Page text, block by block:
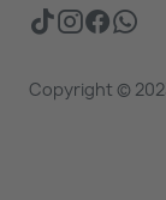
Copyright ©